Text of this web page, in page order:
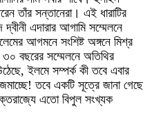
তাঁর সন্তানেরা। এই ধারাটির
এদারার আগামি সম্মেলনে
আগমনে সংশিষ্ট অঙ্গনে মিশ্র
৩০ বছরের সম্মেলনে অতিথির
ইলমে সম্পর্ক কী তবে এবার
তবে একটি সূত্রে জানা গেছে
এতো বিপুল সংখ্যক